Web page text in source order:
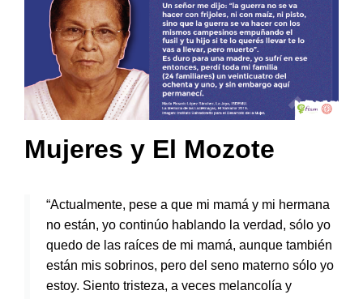
Mujeres y El Mozote
“Actualmente, pese a que mi mamá y mi hermana
no están, yo continúo hablando la verdad, sólo yo
quedo de las raíces de mi mamá, aunque también
están mis sobrinos, pero del seno materno sólo yo
estoy. Siento tristeza, a veces melancolía y